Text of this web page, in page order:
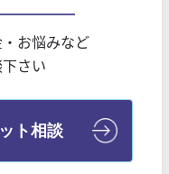
お悩みなど
さい
ト相談